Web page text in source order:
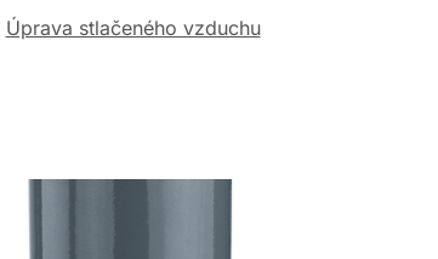
Úprava stlačeného vzduchu